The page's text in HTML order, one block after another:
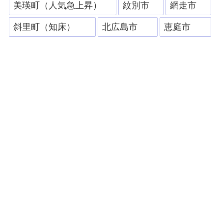
美瑛町（人気急上昇） 紋別市 網走市
斜里町（知床） 北広島市 恵庭市